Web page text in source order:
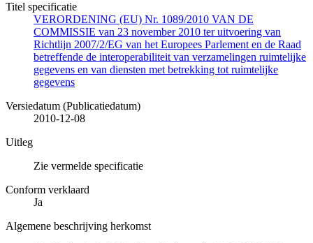
Titel specificatie
VERORDENING (EU) Nr. 1089/2010 VAN DE
COMMISSIE van 23 november 2010 ter uitvoering van
Richtlijn 2007/2/EG van het Europees Parlement en de Raad
betreffende de interoperabiliteit van verzamelingen ruimtelijke
gegevens en van diensten met betrekking tot ruimtelijke
gegevens
Versiedatum (Publicatiedatum)
2010-12-08
Uitleg
Zie vermelde specificatie
Conform verklaard
Ja
Algemene beschrijving herkomst